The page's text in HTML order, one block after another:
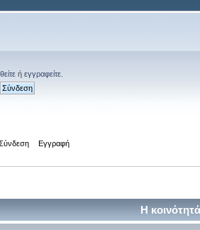
ήεγγραφείτε
Εγγραφή
Η